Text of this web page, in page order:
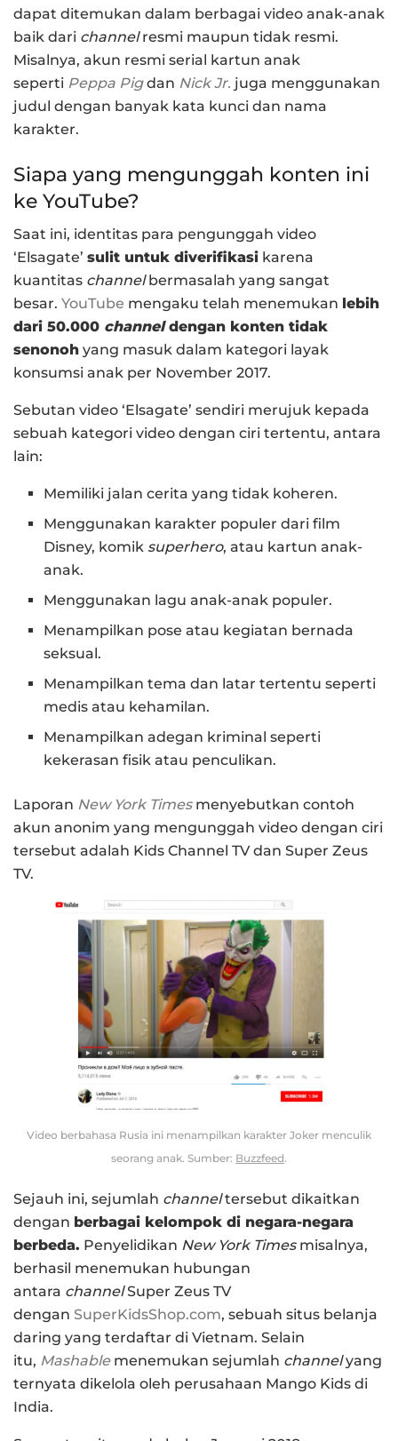
dapat ditemukan dalam berbagai video anak-anak
baik dari channelresmi maupun tidak resmi.
Misalnya, akun resmi serial kartun anak
seperti Peppa Pigdan Nick Jr. juga menggunakan
judul dengan banyak kata kunci dan nama
karakter.
Siapa yang mengunggah konten ini
ke YouTube?
Saat ini, identitas para pengunggah video
‘Elsagate’ sulit untuk diverifikasi karena
kuantitas channelbermasalah yang sangat
besar. YouTube mengaku telah menemukan lebih
dari 50.000 channeldengan konten tidak
senonoh yang masuk dalam kategori layak
konsumsi anak per November 2017.
Sebutan video ‘Elsagate’ sendiri merujuk kepada
sebuah kategori video dengan ciri tertentu, antara
lain:
Memiliki jalan cerita yang tidak koheren.
Menggunakan karakter populer dari film
Disney, komik superhero, atau kartun anak-
anak.
Menggunakan lagu anak-anak populer.
Menampilkan pose atau kegiatan bernada
seksual.
Menampilkan tema dan latar tertentu seperti
medis atau kehamilan.
Menampilkan adegan kriminal seperti
kekerasan fisik atau penculikan.
Laporan New York Timesmenyebutkan contoh
akun anonim yang mengunggah video dengan ciri
tersebut adalah Kids Channel TV dan Super Zeus
TV.
Video berbahasa Rusia ini menampilkan karakter Joker menculik
seorang anak. Sumber: Buzzfeed.
Sejauh ini, sejumlah channeltersebut dikaitkan
dengan berbagai kelompok di negara-negara
berbeda. Penyelidikan New York Times misalnya,
berhasil menemukan hubungan
antara channelSuper Zeus TV
dengan SuperKidsShop.com, sebuah situs belanja
daring yang terdaftar di Vietnam. Selain
itu, Mashablemenemukan sejumlah channelyang
ternyata dikelola oleh perusahaan Mango Kids di
India.